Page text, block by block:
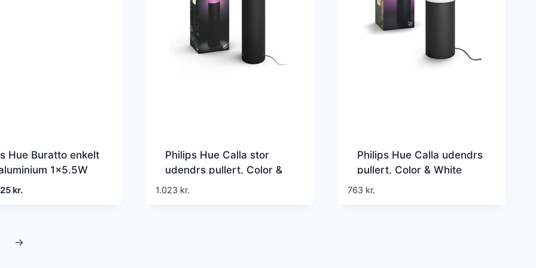
Hue Buratto enkelt
1×5.5W
fjernbetjening)
kr..
kr.Den
225 kr..
Philips Hue Calla stor
udendrs pullert, Color &
White ambiance, 600 lm,
1.023 kr.
Philips Hue Calla udendrs
pullert, Color & White
ambiance, LED, 600 lm,
763 kr.
→